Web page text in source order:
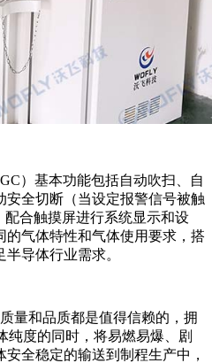
）基本功能包括自动吹扫、自
全切断（当设定报警信号被触
合触摸屏进行系统显示和设
的气体特性和气体使用要求，搭
导体行业需求。
量和品质都是值得信赖的，拥
纯度的同时，将易燃易爆、剧
全稳定的输送到制程生产中，